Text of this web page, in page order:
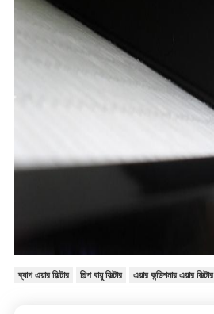
ব্যাগ এয়ার ফিল্টার শিল্প বায়ু ফিল্টার এয়ার কন্ডিশনার এয়ার ফিল্টার